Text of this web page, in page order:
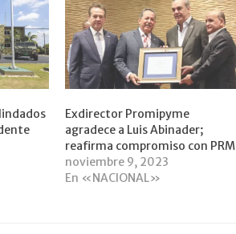
Exdirector Promipyme
agradece a Luis Abinader;
reafirma compromiso con PRM
noviembre 9, 2023
En «NACIONAL»